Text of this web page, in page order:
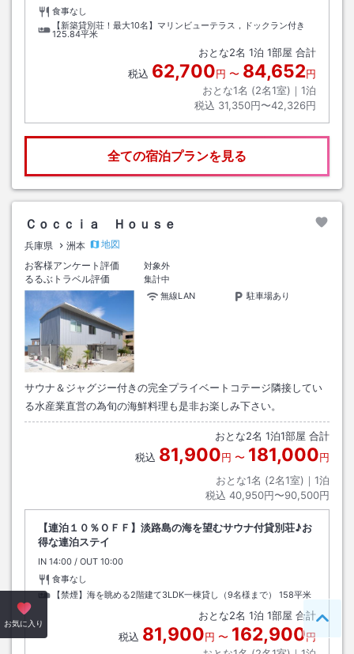
食事なし
【新築貸別荘！最大10名】マリンビューテラス，ドックラン付き
125.84平米
おとな2名 1泊 1部屋 合計
税込 62,700円 〜 84,652円
おとな1名 (2名1室)｜ 1泊
税込 31,350円〜42,326円
全ての宿泊プランを見る
Ｃｏｃｃｉａ Ｈｏｕｓｅ
兵庫県 洲本
地図
お客様アンケート評価
対象外
るるぶトラベル評価
集計中
無線LAN
駐車場あり
サウナ＆ジャグジー付きの完全プライベートコテージ隣接してい
る水産業直営の為旬の海鮮料理も是非お楽しみ下さい。
おとな2名 1泊1部屋 合計
税込 81,900円 〜 181,000円
おとな1名 (2名1室)｜ 1泊
税込 40,950円〜90,500円
【連泊１０％ＯＦＦ】淡路島の海を望むサウナ付貸別荘♪お
得な連泊ステイ
IN チェックイン
14:00 / OUT チェックアウト
10:00
食事なし
【禁煙】海を眺める2階建て3LDK一棟貸し（9名様まで）
158平米
おとな2名 1泊 1部屋 合計
税込 81,900円 〜 162,900円
お気に入り ペー